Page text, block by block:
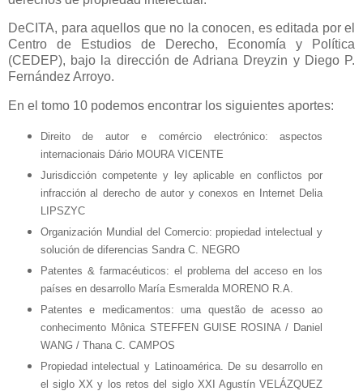
DeCITA, para aquellos que no la conocen, es editada por el
Centro de Estudios de Derecho, Economía y Política
(CEDEP), bajo la dirección de Adriana Dreyzin y Diego P.
Fernández Arroyo.
En el tomo 10 podemos encontrar los siguientes aportes:
Direito de autor e comércio electrónico: aspectos
internacionais Dário MOURA VICENTE
Jurisdicción competente y ley aplicable en conflictos por
infracción al derecho de autor y conexos en Internet Delia
LIPSZYC
Organización Mundial del Comercio: propiedad intelectual y
solución de diferencias Sandra C. NEGRO
Patentes & farmacéuticos: el problema del acceso en los
países en desarrollo María Esmeralda MORENO R.A.
Patentes e medicamentos: uma questão de acesso ao
conhecimento Mônica STEFFEN GUISE ROSINA / Daniel
WANG / Thana C. CAMPOS
Propiedad intelectual y Latinoamérica. De su desarrollo en
el siglo XX y los retos del siglo XXI Agustín VELÁZQUEZ